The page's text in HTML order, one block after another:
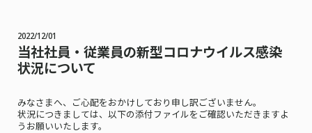
2022/12/01
当社社員・従業員の新型コロナウイルス感染
状況について
みなさまへ、ご心配をおかけしており申し訳ございません。
状況につきましては、以下の添付ファイルをご確認いただきますよ
うお願いいたします。